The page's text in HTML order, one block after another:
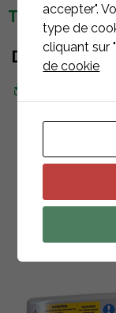
DOCUMENTS
accepter".
type de
cliquant sur
de cookie